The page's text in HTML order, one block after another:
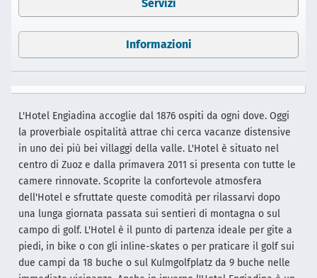
Servizi
Informazioni
L'Hotel Engiadina accoglie dal 1876 ospiti da ogni dove. Oggi
la proverbiale ospitalità attrae chi cerca vacanze distensive
in uno dei più bei villaggi della valle. L'Hotel è situato nel
centro di Zuoz e dalla primavera 2011 si presenta con tutte le
camere rinnovate. Scoprite la confortevole atmosfera
dell'Hotel e sfruttate queste comodità per rilassarvi dopo
una lunga giornata passata sui sentieri di montagna o sul
campo di golf. L'Hotel è il punto di partenza ideale per gite a
piedi, in bike o con gli inline-skates o per praticare il golf sui
due campi da 18 buche o sul Kulmgolfplatz da 9 buche nelle